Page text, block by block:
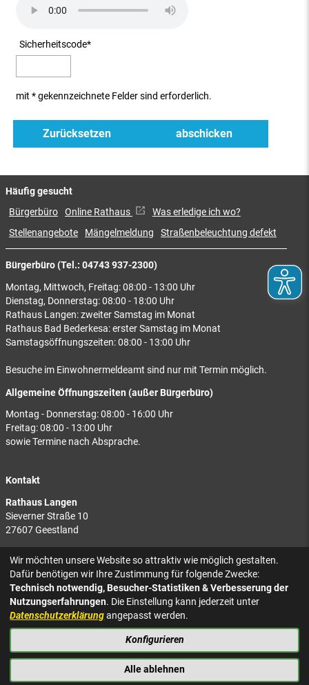
Sicherheitscode*
mit * gekennzeichnete Felder sind erforderlich.
Bürgerbüro (Tel.: 04743 937-2300)
Montag, Mittwoch, Freitag: 08:00 - 13:00 Uhr
Dienstag, Donnerstag: 08:00 - 18:00 Uhr
Rathaus Langen: zweiter Samstag im Monat
Rathaus Bad Bederkesa: erster Samstag im Monat
Samstagsöffnungszeiten: 08:00 - 13:00 Uhr
Besuche im Einwohnermeldeamt sind nur mit Termin möglich.
Allgemeine Öffnungszeiten (außer Bürgerbüro)
Montag - Donnerstag: 08:00 - 16:00 Uhr
Freitag: 08:00 - 13:00 Uhr
sowie Termine nach Absprache.
Kontakt
Rathaus Langen
Sieverner Straße 10
27607 Geestland
Rathaus Bad Bederkesa
Am Markt 8
27624 Geestland
Tel.: 04743 937-2300
Häufig gesucht
Bürgerbüro Online Rathaus
Was erledige ich wo?
Stellenangebote
Mängelmeldung Straßenbeleuchtung defekt
KONTAKT
IMPRESSUM
NACH OBEN
Wir möchten unsere Website so attraktiv wie möglich gestalten.
Dafür benötigen wir Ihre Zustimmung für folgende Zwecke:
Technisch notwendig, Besucher-Statistiken & Verbesserung der
Nutzungserfahrungen. Die Einstellung kann jederzeit unter
Datenschutzerklärungangepasst werden.
Konfigurieren
Alle ablehnen